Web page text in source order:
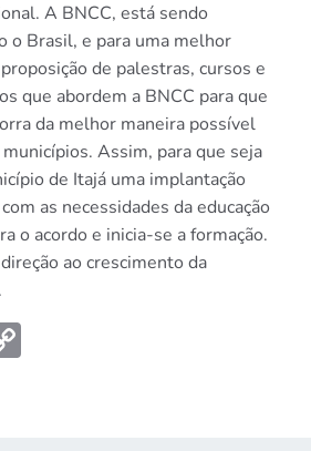
A BNCC, está sendo
o Brasil, e para uma melhor
de palestras, cursos e
que abordem a BNCC para que
da melhor maneira possível
Assim, para que seja
de Itajá uma implantação
as necessidades da educação
o acordo e inicia-se a formação.
ao crescimento da